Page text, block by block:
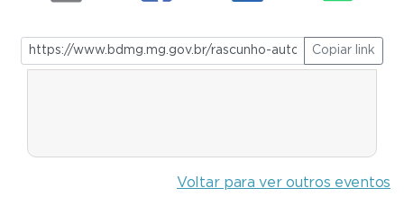
Copiar link
Voltar para ver outros eventos